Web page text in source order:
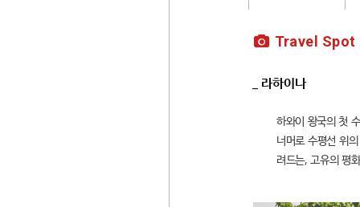
Travel Spot
_ 라하이나
하와이 왕국의 첫
너머로 수평선 위
려드는, 고유의 평